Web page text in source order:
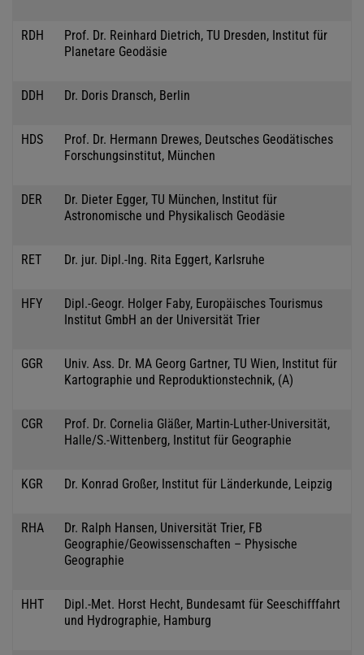
RDH
Prof. Dr. Reinhard Dietrich, TU Dresden, Institut für
Planetare Geodäsie
DDH Dr. Doris Dransch, Berlin
HDS
Prof. Dr. Hermann Drewes, Deutsches Geodätisches
Forschungsinstitut, München
DER
Dr. Dieter Egger, TU München, Institut für
Astronomische und Physikalisch Geodäsie
RET Dr. jur. Dipl.-Ing. Rita Eggert, Karlsruhe
HFY
Dipl.-Geogr. Holger Faby, Europäisches Tourismus
Institut GmbH an der Universität Trier
GGR
Univ. Ass. Dr. MA Georg Gartner, TU Wien, Institut für
Kartographie und Reproduktionstechnik, (A)
CGR
Prof. Dr. Cornelia Gläßer, Martin-Luther-Universität,
Halle/S.-Wittenberg, Institut für Geographie
KGR Dr. Konrad Großer, Institut für Länderkunde, Leipzig
RHA
Dr. Ralph Hansen, Universität Trier, FB
Geographie/Geowissenschaften – Physische
Geographie
HHT
Dipl.-Met. Horst Hecht, Bundesamt für Seeschifffahrt
und Hydrographie, Hamburg